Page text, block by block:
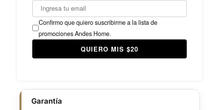
Confirmo que quiero suscribirme a la lista de
promociones Andes Home.
QUIERO MIS $20
Garantía